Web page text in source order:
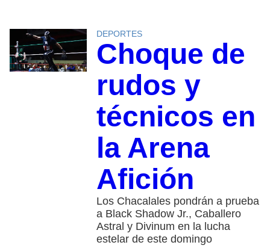
DEPORTES
Choque de
rudos y
técnicos en
la Arena
Afición
Los Chacalales pondrán a prueba
a Black Shadow Jr., Caballero
Astral y Divinum en la lucha
estelar de este domingo